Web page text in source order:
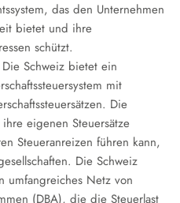
das den Unternehmen
bietet und ihre
schützt.
Die Schweiz bietet ein
mit
Die
eigenen Steuersätze
Steueranreizen führen kann,
Die Schweiz
umfangreiches Netz von
(DBA), die die Steuerlast